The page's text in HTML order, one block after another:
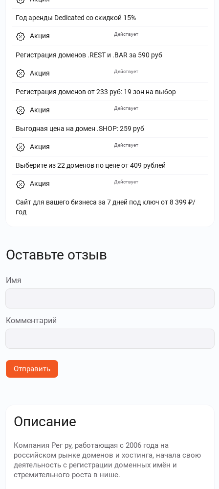
Год аренды Dedicated со скидкой 15%
Акция
Регистрация доменов .REST и .BAR за 590 руб
Действует
Акция
Регистрация доменов от 233 руб: 19 зон на выбор
Действует
Акция
Выгодная цена на домен .SHOP: 259 руб
Действует
Акция
Выберите из 22 доменов по цене от 409 рублей
Действует
Акция
Сайт для вашего бизнеса за 7 дней под ключ от 8 399 ₽/
год
Действует
Оставьте отзыв
Имя
Комментарий
Отправить
Описание
Компания Рег ру, работающая с 2006 года на
российском рынке доменов и хостинга, начала свою
деятельность с регистрации доменных имён и
стремительного роста в нише.